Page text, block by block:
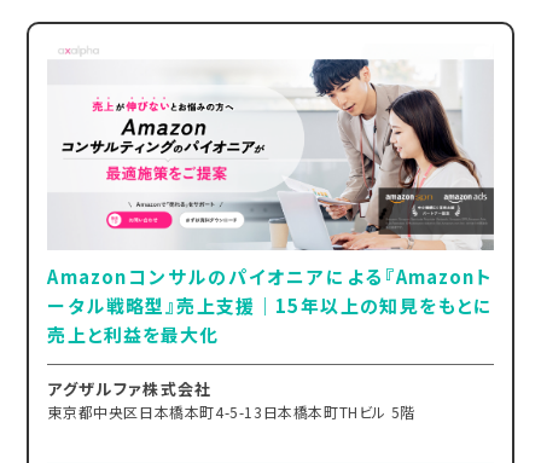
Amazonコンサルのパイオニアによる『Amazonト
ータル戦略型』売上支援｜15年以上の知見をもとに
売上と利益を最大化
アグザルファ株式会社
東京都中央区日本橋本町4-5-13日本橋本町THビル 5階